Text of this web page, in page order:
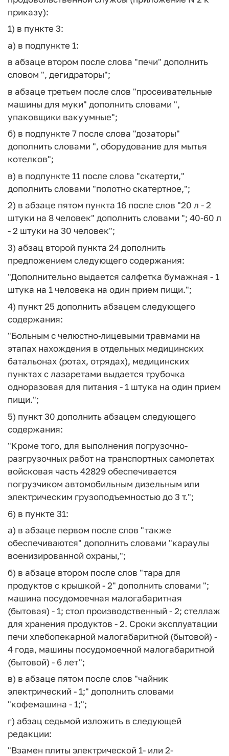
приказу):
1) в пункте 3:
а) в подпункте 1:
в абзаце втором после слова "печи" дополнить
словом ", дегидраторы";
в абзаце третьем после слов "просеивательные
машины для муки" дополнить словами ",
упаковщики вакуумные";
б) в подпункте 7 после слова "дозаторы"
дополнить словами ", оборудование для мытья
котелков";
в) в подпункте 11 после слова "скатерти,"
дополнить словами "полотно скатертное,";
2) в абзаце пятом пункта 16 после слов "20 л - 2
штуки на 8 человек" дополнить словами "; 40-60 л
- 2 штуки на 30 человек";
3) абзац второй пункта 24 дополнить
предложением следующего содержания:
"Дополнительно выдается салфетка бумажная - 1
штука на 1 человека на один прием пищи.";
4) пункт 25 дополнить абзацем следующего
содержания:
"Больным с челюстно-лицевыми травмами на
этапах нахождения в отдельных медицинских
батальонах (ротах, отрядах), медицинских
пунктах с лазаретами выдается трубочка
одноразовая для питания - 1 штука на один прием
пищи.";
5) пункт 30 дополнить абзацем следующего
содержания:
"Кроме того, для выполнения погрузочно-
разгрузочных работ на транспортных самолетах
войсковая часть 42829 обеспечивается
погрузчиком автомобильным дизельным или
электрическим грузоподъемностью до 3 т.";
6) в пункте 31:
а) в абзаце первом после слов "также
обеспечиваются" дополнить словами "караулы
военизированной охраны,";
б) в абзаце втором после слов "тара для
продуктов с крышкой - 2" дополнить словами ";
машина посудомоечная малогабаритная
(бытовая) - 1; стол производственный - 2; стеллаж
для хранения продуктов - 2. Сроки эксплуатации
печи хлебопекарной малогабаритной (бытовой) -
4 года, машины посудомоечной малогабаритной
(бытовой) - 6 лет";
в) в абзаце пятом после слов "чайник
электрический - 1;" дополнить словами
"кофемашина - 1;";
г) абзац седьмой изложить в следующей
редакции:
"Взамен плиты электрической 1- или 2-